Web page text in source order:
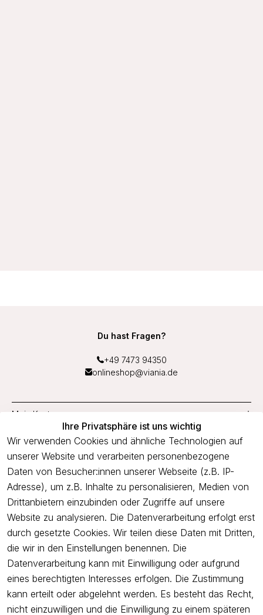
Ihre Privatsphäre ist uns wichtig
Wir verwenden Cookies und ähnliche Technologien auf
unserer Website und verarbeiten personenbezogene
Daten von Besucher:innen unserer Webseite (z.B. IP-
Adresse), um z.B. Inhalte zu personalisieren, Medien von
Drittanbietern einzubinden oder Zugriffe auf unsere
Website zu analysieren. Die Datenverarbeitung erfolgt erst
durch gesetzte Cookies. Wir teilen diese Daten mit Dritten,
die wir in den Einstellungen benennen. Die
Datenverarbeitung kann mit Einwilligung oder aufgrund
eines berechtigten Interesses erfolgen. Die Zustimmung
kann erteilt oder abgelehnt werden. Es besteht das Recht,
nicht einzuwilligen und die Einwilligung zu einem späteren
Du hast Fragen?
+49 7473 94350
onlineshop@viania.de
Mein Konto
Service
Unternehmen
Newsletter
Freue dich über 5€ Rabatt bei deiner nächsten Bestellung und
profitiere von Angeboten.
Newsletter abonnieren